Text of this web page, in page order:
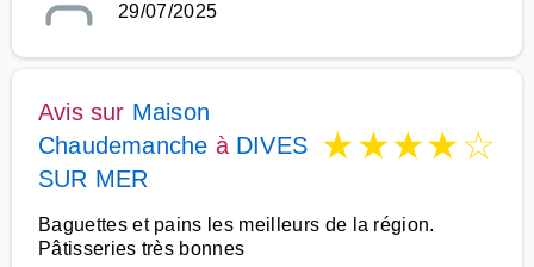
29/07/2025
Avis sur Maison
Chaudemanche à DIVES
SUR MER
★★★★☆
Baguettes et pains les meilleurs de la région.
Pâtisseries très bonnes